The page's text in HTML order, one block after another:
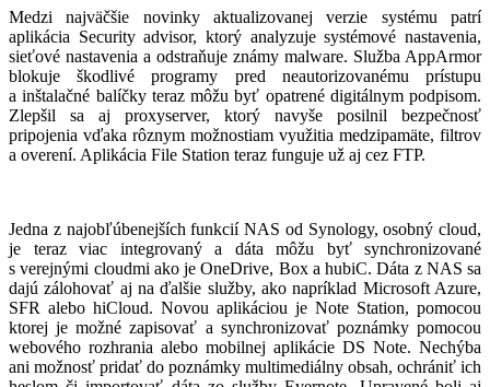
Medzi najväčšie novinky aktualizovanej verzie systému patrí
aplikácia Security advisor, ktorý analyzuje systémové nastavenia,
sieťové nastavenia a odstraňuje známy malware. Služba AppArmor
blokuje škodlivé programy pred neautorizovanému prístupu
a inštalačné balíčky teraz môžu byť opatrené digitálnym podpisom.
Zlepšil sa aj proxyserver, ktorý navyše posilnil bezpečnosť
pripojenia vďaka rôznym možnostiam využitia medzipamäte, filtrov
a overení. Aplikácia File Station teraz funguje už aj cez FTP.
Jedna z najobľúbenejších funkcií NAS od Synology, osobný cloud,
je teraz viac integrovaný a dáta môžu byť synchronizované
s verejnými cloudmi ako je OneDrive, Box a hubiC. Dáta z NAS sa
dajú zálohovať aj na ďalšie služby, ako napríklad Microsoft Azure,
SFR alebo hiCloud. Novou aplikáciou je Note Station, pomocou
ktorej je možné zapisovať a synchronizovať poznámky pomocou
webového rozhrania alebo mobilnej aplikácie DS Note. Nechýba
ani možnosť pridať do poznámky multimediálny obsah, ochrániť ich